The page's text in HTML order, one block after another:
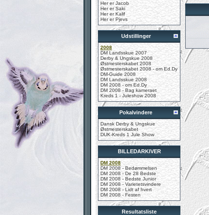
Her er Jacob
Her er Saki
Her er Kalif
Her er Pjevs
Udstillinger
2008
DM Landsskue 2007
Derby & Ungskue 2008
Østmesterskabet 2008
Østmesterskabet 2008 - om Ed.Dy
DM-Guide 2008
DM Landsskue 2008
DM 2008 - om Ed.Dy
DM 2008 - Bag kameraet
Kreds 1 - Juleshow 2008
Pokalvindere
Dansk Derby & Ungskue
Østmesterskabet
DUK-Kreds 1 Jule Show
BILLEDARKIVER
DM 2008
DM 2008 - Bedømmelsen
DM 2008 - De 28 Bedste
DM 2008 - Bedste Junior
DM 2008 - Varietetsvindere
DM 2008 - Lidt af hvert
DM 2008 - Festen
Resultatsliste